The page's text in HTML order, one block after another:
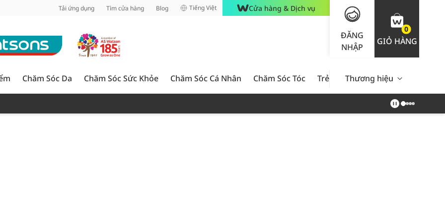
Tải ứng dụng Tìm cửa hàng Blog Tiếng Việt Cửa hàng & Dịch vụ
ĐĂNG
NHẬP
0
GIỎ HÀNG
Chăm Sóc Da Chăm Sóc Sức Khỏe Chăm Sóc Cá Nhân Chăm Sóc Tóc Trẻ Em Nam Giới Chăm Sóc
Thương hiệu